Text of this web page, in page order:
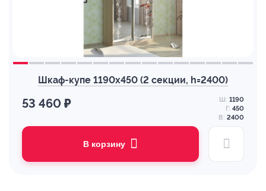
Шкаф-купе 1190х450 (2 секции, h=2400)
53 460 ₽ Ш: 1190
Г: 450
В: 2400
В корзину